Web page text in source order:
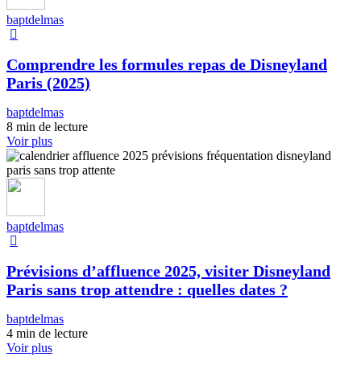
baptdelmas
Comprendre les formules repas de Disneyland
Paris (2025)
baptdelmas
8 min de lecture
Voir plus
baptdelmas
Prévisions d’affluence 2025, visiter Disneyland
Paris sans trop attendre : quelles dates ?
baptdelmas
4 min de lecture
Voir plus